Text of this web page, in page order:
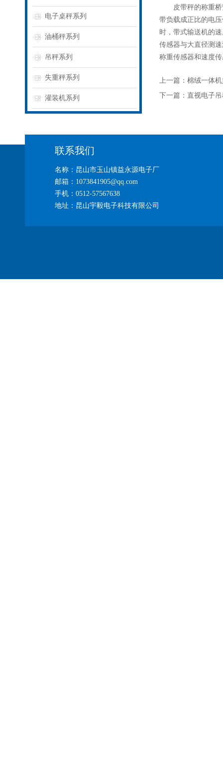
电子桌秤系列
油桶秤系列
吊秤系列
失重秤系列
灌装机系列
皮带秤的称重桥安
带负载成正比的电
时，带式输送机的
传感器与大直径测
称重传感器和速度
上一篇： 棉绒一体
下一篇： 直视电子
联系我们
名称：昆山市玉山镇益永源电子厂
邮箱：1073841905@qq.com
手机：0512-57567638
地址：昆山宇毅电子科技有限公司